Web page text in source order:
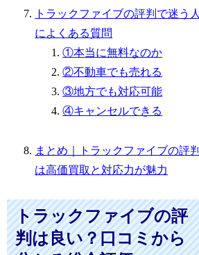
トラックファイブの評判で迷う人
によくある質問
①本当に無料なのか
②不動車でも売れる
③地方でも対応可能
④キャンセルできる
まとめ｜トラックファイブの評判
は高価買取と対応力が魅力
トラックファイブの評
判は良い？口コミから